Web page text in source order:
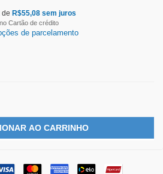
de R$55,08 sem juros
no Cartão de crédito
de parcelamento
AO CARRINHO